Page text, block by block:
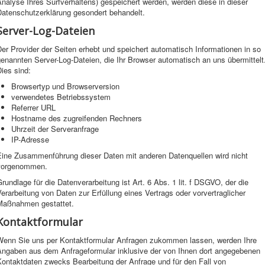
gesondert behandelt.
Log-Dateien
Provider der Seiten erhebt und speichert automatisch Informationen in so
Server-Log-Dateien, die Ihr Browser automatisch an uns
sind:
Browsertyp und Browserversion
verwendetes Betriebssystem
Referrer URL
Hostname des zugreifenden Rechners
Uhrzeit der Serveranfrage
IP-Adresse
Zusammenführung dieser Daten mit anderen Datenquellen wird nicht
für die Datenverarbeitung ist Art. 6 Abs. 1 lit. f DSGVO, der die
von Daten zur Erfüllung eines Vertrags oder vorvertraglicher
gestattet.
Sie uns per Kontaktformular Anfragen zukommen lassen, werden Ihre
aus dem Anfrageformular inklusive der von Ihnen dort angegebenen
zwecks Bearbeitung der Anfrage und für den Fall von